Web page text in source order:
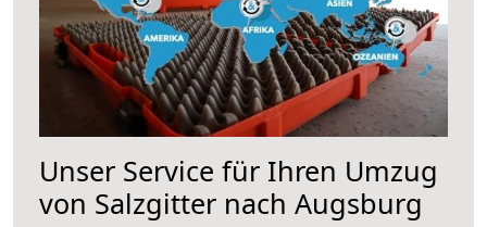
Unser Service für Ihren Umzug
von Salzgitter nach Augsburg